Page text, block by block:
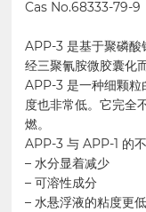
Cas No.68333-79-9
APP-3 是基于聚磷酸
经三聚氰胺微胶囊化
APP-3 是一种细颗粒
度也非常低。它完全
燃。
APP-3 与 APP-1 的
– 水分显着减少
– 可溶性成分
– 水悬浮液的粘度更低